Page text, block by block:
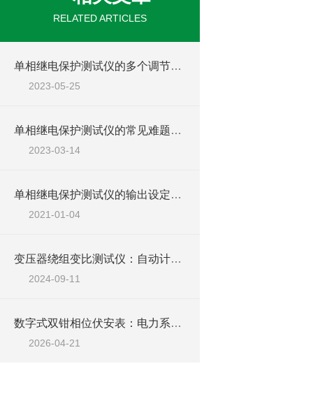
RELATED ARTICLES
单相继电保护测试仪的多个调节项目说明
2023-05-25
单相继电保护测试仪的常见难题教你几招搞定！
2023-03-14
单相继电保护测试仪的输出设定讲解
2021-01-04
变压器绕组变比测试仪：自动计算与诊断，简化操作流程，保障测试准确性
2024-09-11
数字式双钳相位伏安表：电力系统的“相位神探“
2026-04-21